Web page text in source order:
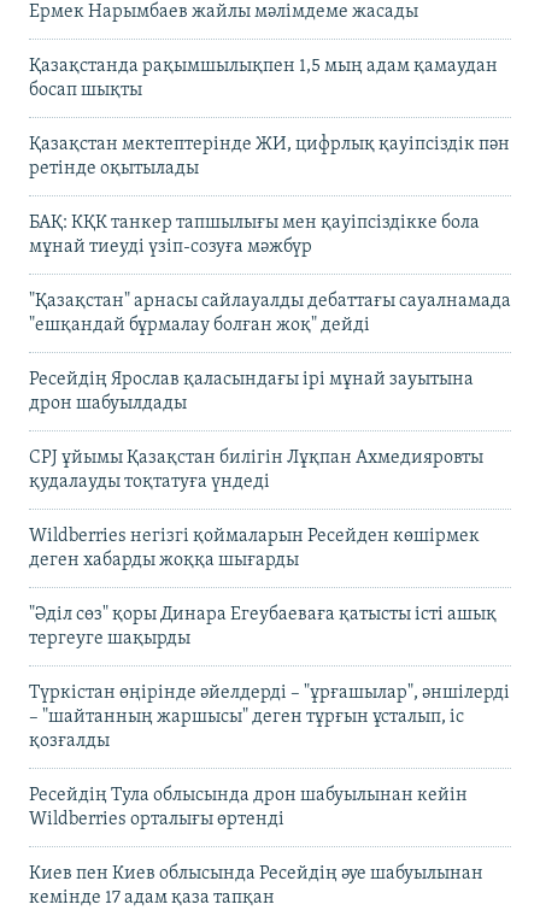
Ермек Нарымбаев жайлы мәлімдеме жасады
Қазақстанда рақымшылықпен 1,5 мың адам қамаудан
босап шықты
Қазақстан мектептерінде ЖИ, цифрлық қауіпсіздік пән
ретінде оқытылады
БАҚ: КҚК танкер тапшылығы мен қауіпсіздікке бола
мұнай тиеуді үзіп-созуға мәжбүр
"Қазақстан" арнасы сайлауалды дебаттағы сауалнамада
"ешқандай бұрмалау болған жоқ" дейді
Ресейдің Ярослав қаласындағы ірі мұнай зауытына
дрон шабуылдады
CPJ ұйымы Қазақстан билігін Лұқпан Ахмедияровты
қудалауды тоқтатуға үндеді
Wildberries негізгі қоймаларын Ресейден көшірмек
деген хабарды жоққа шығарды
"Әділ сөз" қоры Динара Егеубаеваға қатысты істі ашық
тергеуге шақырды
Түркістан өңірінде әйелдерді – "ұрғашылар", әншілерді
– "шайтанның жаршысы" деген тұрғын ұсталып, іс
қозғалды
Ресейдің Тула облысында дрон шабуылынан кейін
Wildberries орталығы өртенді
Киев пен Киев облысында Ресейдің әуе шабуылынан
кемінде 17 адам қаза тапқан